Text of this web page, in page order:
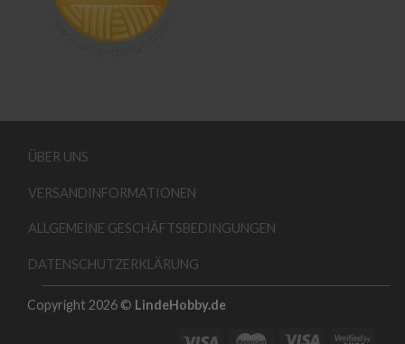
ÜBER UNS
VERSANDINFORMATIONEN
ALLGEMEINE GESCHÄFTSBEDINGUNGEN
DATENSCHUTZERKLÄRUNG
Copyright 2026 © LindeHobby.de